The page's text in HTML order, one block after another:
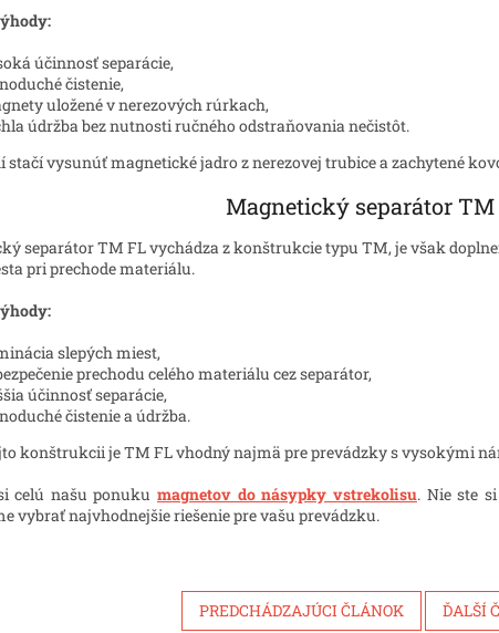
účinnosť separácie,
čistenie,
uložené v nerezových rúrkach,
údržba bez nutnosti ručného odstraňovania nečistôt.
stačí vysunúť magnetické jadro z nerezovej trubice a zachytené
Magnetický separátor TM
separátor TM FL vychádza z konštrukcie typu TM, je však
pri prechode materiálu.
slepých miest,
prechodu celého materiálu cez separátor,
účinnosť separácie,
čistenie a údržba.
konštrukcii je TM FL vhodný najmä pre prevádzky s vysokými
celú našu ponukumagnetov do násypky vstrekolisu. Nie ste
vybrať najvhodnejšie riešenie pre vašu prevádzku.
PREDCHÁDZAJÚCI ČLÁNOK ĎALŠÍ